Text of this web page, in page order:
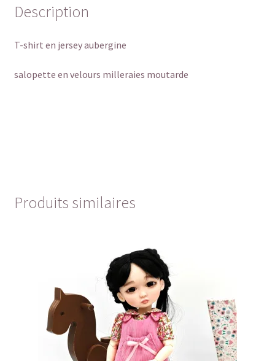
Description
T-shirt en jersey aubergine
salopette en velours milleraies moutarde
Produits similaires